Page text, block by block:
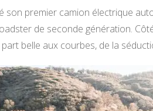
son premier camion électrique
de seconde génération.
belle aux courbes, de la